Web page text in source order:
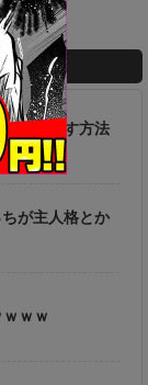
やり直す方法
が主人格とか
ｗｗ